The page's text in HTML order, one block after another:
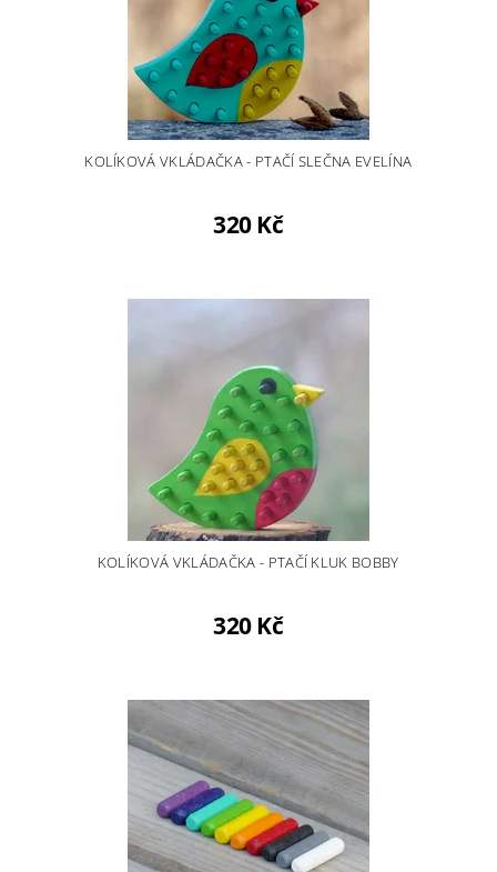
KOLÍKOVÁ VKLÁDAČKA - PTAČÍ SLEČNA EVELÍNA
320 Kč
KOLÍKOVÁ VKLÁDAČKA - PTAČÍ KLUK BOBBY
320 Kč